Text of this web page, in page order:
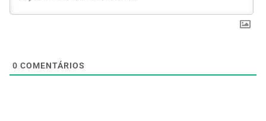
0 COMENTÁRIOS